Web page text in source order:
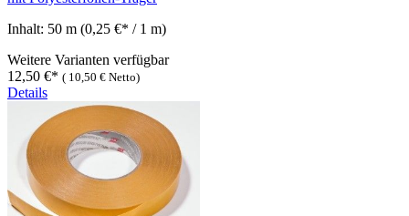
Inhalt: 50 m (0,25 €* / 1 m)
Weitere Varianten verfügbar
12,50 €* ( 10,50 € Netto)
Details